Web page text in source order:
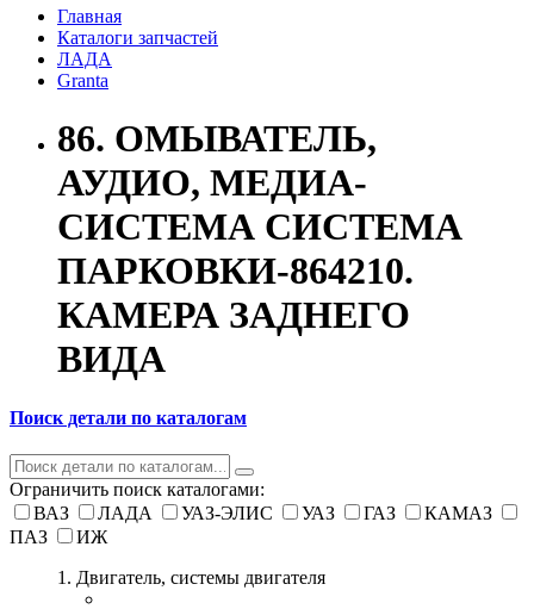
Главная
Каталоги запчастей
ЛАДА
Granta
86. ОМЫВАТЕЛЬ,
АУДИО, МЕДИА-
СИСТЕМА СИСТЕМА
ПАРКОВКИ-864210.
КАМЕРА ЗАДНЕГО
ВИДА
Поиск детали по каталогам
Ограничить поиск каталогами:
ВАЗ
ЛАДА УАЗ-ЭЛИС УАЗ ГАЗ
КАМАЗ
ПАЗ
ИЖ
1. Двигатель, системы двигателя